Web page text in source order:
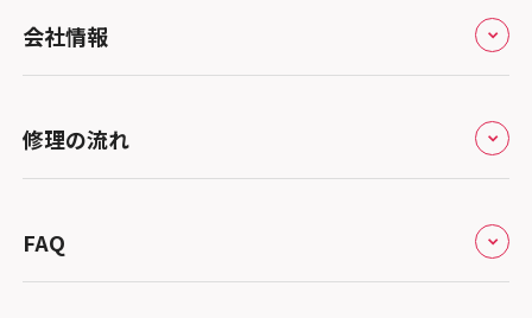
北海道・東北
スマホスピタル大丸札幌
関東
スマホスピタル宇都宮
スマホスピタル 高崎
スマホスピタル鴻巣
北陸・甲信越
スマホスピタルアル・プラザ小松
スマホスピタル 北陸総合修理センター
東海
スマホスピタル岐阜
関西
会社情報
会社概要
総務省登録業者
特定商取引法に関する表記
修理の流れ
郵送修理の流れ
FAQ